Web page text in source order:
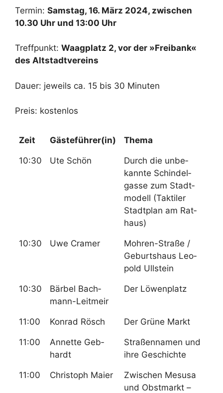
Ter­min: Sams­tag, 16. März 2024, zwi­schen
10.30 Uhr und 13:00 Uhr
Treff­punkt: Waag­platz 2, vor der »Frei­bank«
des Alt­stadt­ver­eins
Dau­er: je­weils ca. 15 bis 30 Mi­nu­ten
Preis: kos­ten­los
Zeit Gästeführer(in) The­ma
10:30 Ute Schön
Durch die un­be­
kann­te Schin­del­
gas­se zum Stadt­
mo­dell (Tak­ti­ler
Stadt­plan am Rat­
haus)
10:30 Uwe Cra­mer
Moh­ren-Stra­ße /
Ge­burts­haus Leo­
pold Ull­stein
10:30
Bär­bel Bach­
mann-Leit­meir
Der Lö­wen­platz
11:00 Kon­rad Rösch Der Grü­ne Markt
11:00
An­net­te Geb­
hardt
Stra­ßen­na­men und
ih­re Ge­schich­te
11:00 Chris­toph Mai­er
Zwi­schen Me­susa
und Obst­markt –